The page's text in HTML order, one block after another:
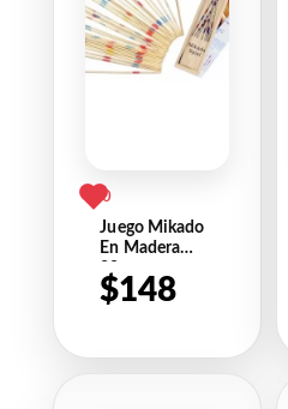
0
Juego Mikado
En Madera
20cm
$148